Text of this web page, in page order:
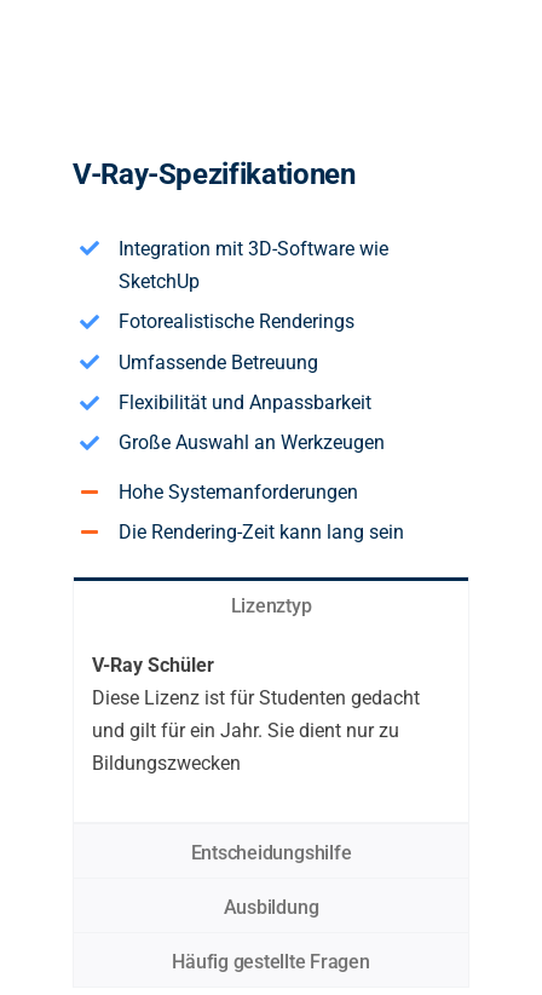
V-Ray-Spezifikationen
Integration mit 3D-Software wie
SketchUp
Fotorealistische Renderings
Umfassende Betreuung
Flexibilität und Anpassbarkeit
Große Auswahl an Werkzeugen
Hohe Systemanforderungen
Die Rendering-Zeit kann lang sein
Lizenztyp
V-Ray Schüler
Diese Lizenz ist für Studenten gedacht
und gilt für ein Jahr. Sie dient nur zu
Bildungszwecken
Entscheidungshilfe
Ausbildung
Häufig gestellte Fragen